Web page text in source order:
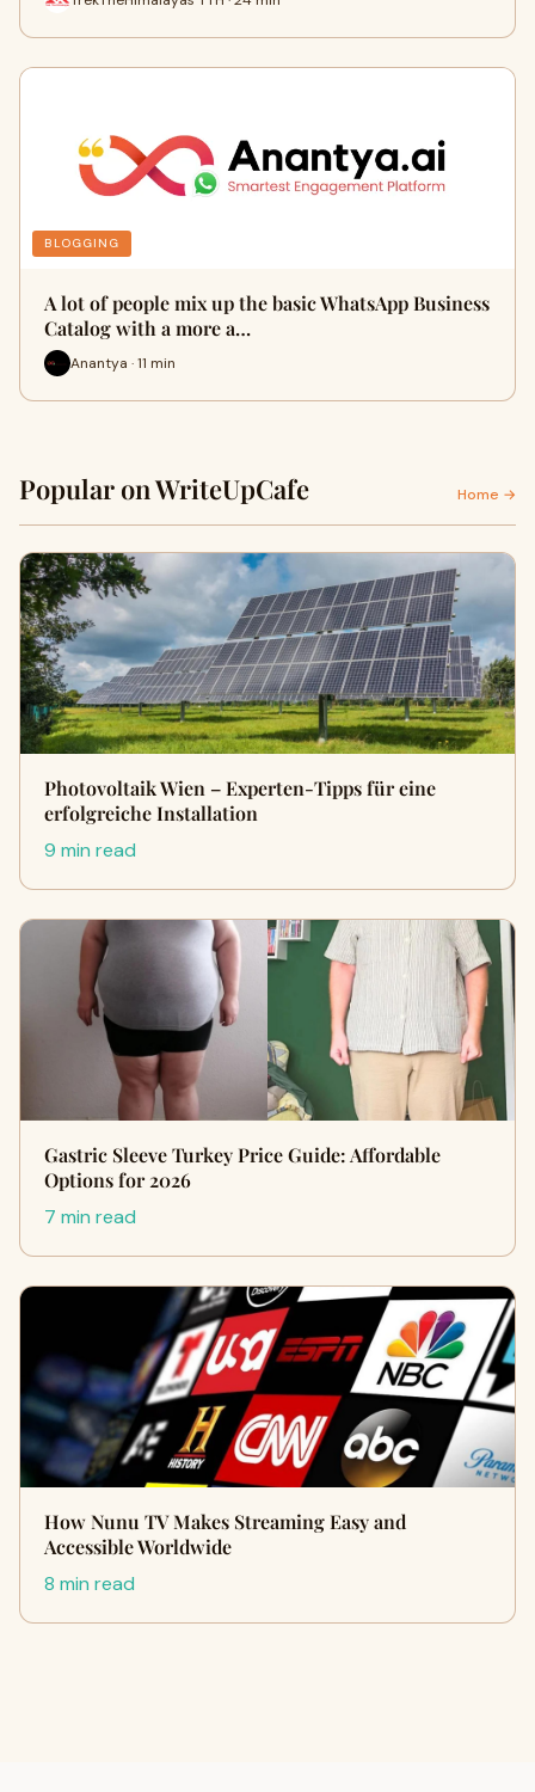
BLOGGING
A lot of people mix up the basic WhatsApp Business
Catalog with a more a…
Anantya · 11 min
Popular on WriteUpCafe Home →
Photovoltaik Wien – Experten-Tipps für eine
erfolgreiche Installation
9 min read
Gastric Sleeve Turkey Price Guide: Affordable
Options for 2026
7 min read
How Nunu TV Makes Streaming Easy and
Accessible Worldwide
8 min read